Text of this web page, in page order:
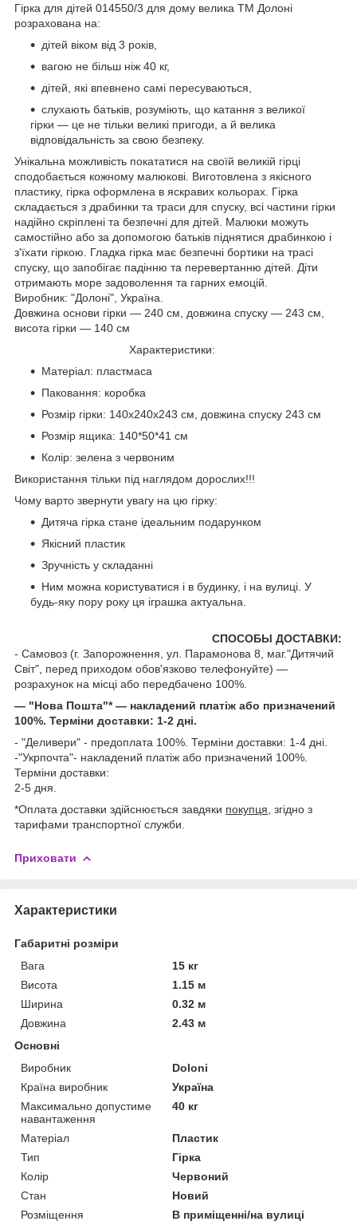
Гірка для дітей 014550/3 для дому велика ТМ Долоні
розрахована на:
дітей віком від 3 років,
вагою не більш ніж 40 кг,
дітей, які впевнено самі пересуваються,
слухають батьків, розуміють, що катання з великої
гірки — це не тільки великі пригоди, а й велика
відповідальність за свою безпеку.
Унікальна можливість покататися на своїй великій гірці
сподобається кожному малюкові. Виготовлена з якісного
пластику, гірка оформлена в яскравих кольорах. Гірка
складається з драбинки та траси для спуску, всі частини гірки
надійно скріплені та безпечні для дітей. Малюки можуть
самостійно або за допомогою батьків піднятися драбинкою і
з'їхати гіркою. Гладка гірка має безпечні бортики на трасі
спуску, що запобігає падінню та перевертанню дітей. Діти
отримають море задоволення та гарних емоцій.
Виробник: "Долоні", Україна.
Довжина основи гірки — 240 см, довжина спуску — 243 см,
висота гірки — 140 см
Характеристики:
Матеріал: пластмаса
Паковання: коробка
Розмір гірки: 140x240x243 см, довжина спуску 243 см
Розмір ящика: 140*50*41 см
Колір: зелена з червоним
Використання тільки під наглядом дорослих!!!
Чому варто звернути увагу на цю гірку:
Дитяча гірка стане ідеальним подарунком
Якісний пластик
Зручність у складанні
Ним можна користуватися і в будинку, і на вулиці. У
будь-яку пору року ця іграшка актуальна.
СПОСОБЫ ДОСТАВКИ:
- Самовоз (г. Запорожнення, ул. Парамонова 8, маг."Дитячий
Світ", перед приходом обов'язково телефонуйте) —
розрахунок на місці або передбачено 100%.
— "Нова Пошта"* — накладений платіж або призначений
100%. Терміни доставки: 1-2 дні.
- "Деливери" - предоплата 100%. Терміни доставки: 1-4 дні.
-"Укрпочта"- накладений платіж або призначений 100%.
Терміни доставки:
2-5 дня.
*Оплата доставки здійснюється завдяки покупця , згідно з
тарифами транспортної служби.
Приховати
Характеристики
Габаритні розміри
Вага
15 кг
Висота
1.15 м
Ширина
0.32 м
Довжина
2.43 м
Основні
Виробник
Doloni
Країна виробник
Україна
Максимально допустиме
навантаження
40 кг
Матеріал
Пластик
Тип
Гірка
Колір
Червоний
Стан
Новий
Розміщення
В приміщенні/на вулиці